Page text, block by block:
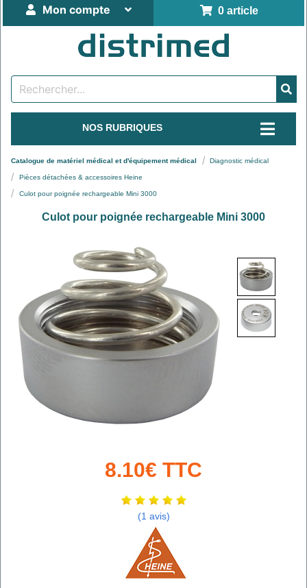
0 article
Mon compte
NOS RUBRIQUES
Catalogue de matériel médical et d'équipement médical Diagnostic médical
Pièces détachées & accessoires Heine
Culot pour poignée rechargeable Mini 3000
Culot pour poignée rechargeable Mini 3000
8.10€ TTC
(1 avis)